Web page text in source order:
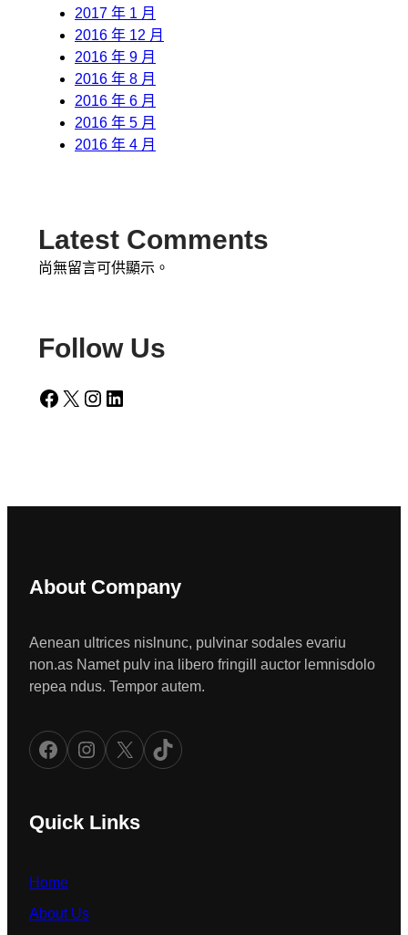
2017 年 1 月
2016 年 12 月
2016 年 9 月
2016 年 8 月
2016 年 6 月
2016 年 5 月
2016 年 4 月
Latest Comments
尚無留言可供顯示。
Follow Us
Facebook X Instagram LinkedIn
About Company
Aenean ultrices nislnunc, pulvinar sodales evariu
non.as Namet pulv ina libero fringill auctor lemnisdolo
repea ndus. Tempor autem.
Facebook Instagram X TikTok
Quick Links
Home
About Us